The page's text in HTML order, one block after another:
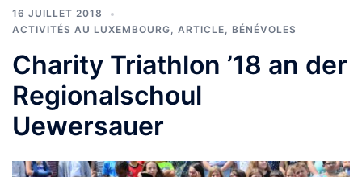
16 JUILLET 2018
ACTIVITÉS AU LUXEMBOURG, ARTICLE, BÉNÉVOLES
Charity Triathlon ’18 an der
Regionalschoul
Uewersauer